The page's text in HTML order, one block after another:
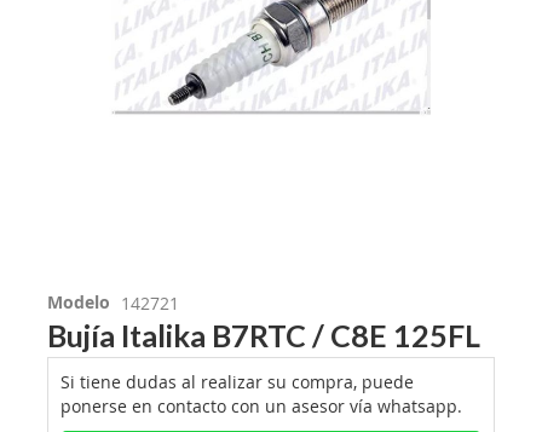
Modelo 142721
Bujía Italika B7RTC / C8E 125FL
Si tiene dudas al realizar su compra, puede
ponerse en contacto con un asesor vía whatsapp.